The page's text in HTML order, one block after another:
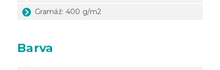
Gramáž: 400 g/m2
Barva